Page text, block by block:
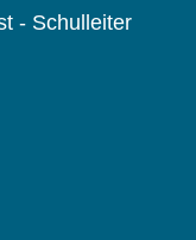
- Schulleiter